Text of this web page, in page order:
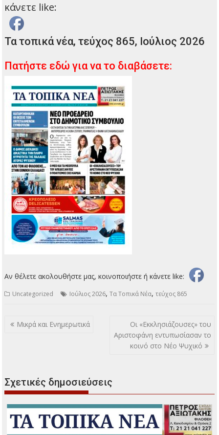
κάνετε like:
Τα τοπικά νέα, τεύχος 865, Ιούλιος 2026
Πατήστε εδώ για να το διαβάσετε:
Αν θέλετε ακολουθήστε μας, κοινοποιήστε ή κάνετε like:
Uncategorized Ιούλιος 2026,Τα Τοπικά Νέα,τεύχος 865
Πλοήγηση
Μικρά και Ενημερωτικά
Οι «Εκκλησιάζουσες» του
Αριστοφάνη εντυπωσίασαν το
κοινό στο Νέο Ψυχικό
Σχετικές δημοσιεύσεις